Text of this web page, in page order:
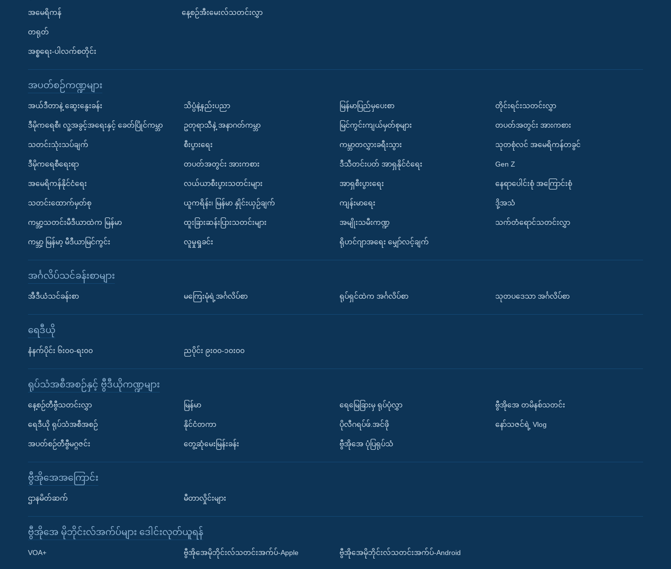
Learning English
အမေရိကန်
တရုတ်
အစ္စရေး-ပါလက်စတိုင်း
နေ့စဉ်အီးမေးလ်သတင်းလွှာ
အပတ်စဉ်ကဏ္ဍများ
အယ်ဒီတာနဲ့ ဆွေးနွေးခန်း
ဒီမိုကရေစီ၊ လူ့အခွင့်အရေးနှင့် ခေတ်ပြိုင်ကမ္ဘာ
သတင်းသုံးသပ်ချက်
ဒီမိုကရေစီရေးရာ
အမေရိကန်နိုင်ငံရေး
သတင်းထောက်မှတ်စု
ကမ္ဘာ့သတင်းမီဒီယာထဲက မြန်မာ
ကမ္ဘာ့ မြန်မာ့ မီဒီယာမြင်ကွင်း
သိပ္ပံနဲ့နည်းပညာ
ဥတုရာသီနဲ့ အနာဂတ်ကမ္ဘာ
စီးပွားရေး
တပတ်အတွင်း အားကစား
လယ်ယာစီးပွားသတင်းများ
ယူကရိန်း၊ မြန်မာ နှိုင်းယှဉ်ချက်
ထူးခြားဆန်းပြားသတင်းများ
လူမှုရှုခင်း
မြန်မာပြည်မှပေးစာ
မြင်ကွင်းကျယ်မှတ်စုများ
ကမ္ဘာတလွှားခရီးသွား
ဒီသီတင်းပတ် အာရှနိုင်ငံရေး
အာရှစီးပွားရေး
ကျန်းမာရေး
အမျိုးသမီးကဏ္ဍ
ရိုဟင်ဂျာအရေး မျှော်လင့်ချက်
တိုင်းရင်းသတင်းလွှာ
တပတ်အတွင်း အားကစား
သုတစုံလင် အမေရိကန်တခွင်
Gen Z
နေရာပေါင်းစုံ အကြောင်းစုံ
ဒို့အသံ
သက်တံရောင်သတင်းလွှာ
အင်္ဂလိပ်သင်ခန်းစာများ
အီဒီယံသင်ခန်းစာ မကြေးမုံရဲ့အင်္ဂလိပ်စာ ရုပ်ရှင်ထဲက အင်္ဂလိပ်စာ သုတပဒေသာ အင်္ဂလိပ်စာ
ရေဒီယို
နံနက်ပိုင်း ၆း၀၀-ရး၀၀ ညပိုင်း ၉း၀၀-၁၀း၀၀
ရုပ်သံအစီအစဉ်နှင့် ဗွီဒီယိုကဏ္ဍများ
နေ့စဉ်တီဗွီသတင်းလွှာ
ရေဒီယို ရုပ်သံအစီအစဉ်
အပတ်စဉ်တီဗွီမဂ္ဂဇင်း
မြန်မာ
နိုင်ငံတကာ
တွေ့ဆုံမေးမြန်းခန်း
ရေမြေခြားမှ ရုပ်ပုံလွှာ
ပိုလီဂရပ်ဖ်.အင်ဖို
ဗွီအိုအေ ပုံပြရုပ်သံ
ဗွီအိုအေ တမိနစ်သတင်း
နော်သဇင်ရဲ့ Vlog
ဗွီအိုအေအကြောင်း
ဌာနမိတ်ဆက် မီတာလှိုင်းများ
ဗွီအိုအေ မိုဘိုင်းလ်အက်ပ်များ ဒေါင်းလုတ်ယူရန်
VOA+ ဗွီအိုအေမိုဘိုင်းလ်သတင်းအက်ပ်-Apple ဗွီအိုအေမိုဘိုင်းလ်သတင်းအက်ပ်-Android